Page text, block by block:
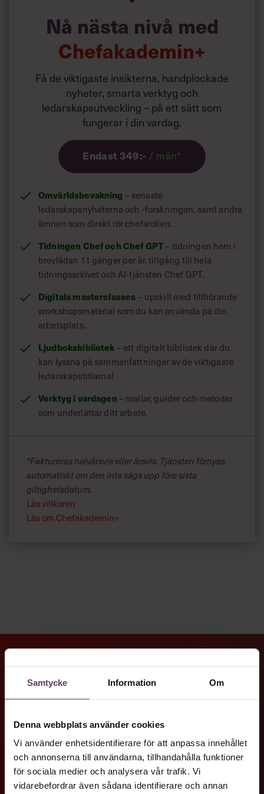
Samtycke Information Om
Denna webbplats använder cookies
Vi använder enhetsidentifierare för att anpassa innehållet
och annonserna till användarna, tillhandahålla funktioner
för sociala medier och analysera vår trafik. Vi
vidarebefordrar även sådana identifierare och annan
Logga in
Prenumerera
personuppgiftsbehandling
med sin donutmodell vill visa vägen.
Liknande innehåll hittas här:
Ledarskapsbiblioteket
DÄRFÖR VALDE VI DEN HÄR BOKEN
Donutmodellen är en bubblare som allt fler börjar prata om
i sökandet efter nya sätt att tänka runt ekonomi och hur vi
klimat, miljö och mänskligt välstånd. Nationalekonomen
Kate Raworth ifrågasätter rådande system och
Du vidgar dina vyer och utmanar din syn på
ekonomi.
Du får veta vilka nio gränser vi inte får överträda
för att klara klimatet.
Du får inspiration till att bygga affärsstrategier
Kate Raworth är en brittisk nationalekonom som står
Nå nästa nivå med
Chefakademin+
Få de viktigaste insikterna, handplockade
nyheter, smarta verktyg och
ledarskapsutveckling – på ett sätt som
fungerar i din vardag.
Endast 349:- / mån*
Omvärldsbevakning – senaste
ledarskapsnyheterna och -forskningen, samt andra
ämnen som direkt rör chefsrollen.
Tidningen Chef och Chef GPT– tidningen hem i
brevlådan 11 gånger per år, tillgång till hela
tidningsarkivet och AI-tjänsten Chef GPT.
Digitala masterclasses– upskill med tillhörande
workshopsmaterial som du kan använda på din
arbetsplats.
Ljudboksbibliotek– ett digitalt bibliotek där du
kan lyssna på sammanfattningar av de viktigaste
ledarskapstitlarna!
Verktyg i vardagen– mallar, guider och metoder
som underlättar ditt arbete.
*Faktureras halvårsvis eller årsvis. Tjänsten förnyas
automatiskt om den inte sägs upp före sista
giltighetsdatum.
Läs villkoren
Läs om Chefakademin+
Chefakademin+
Dessa tjänster ingår i vårt plusabonnemang.
Ledarskapstest